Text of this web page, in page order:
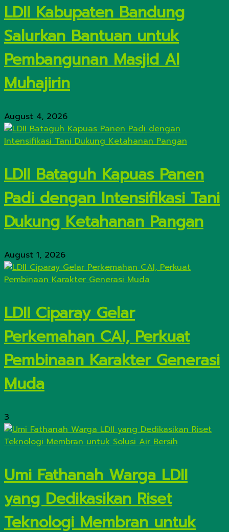
LDII Kabupaten Bandung
Salurkan Bantuan untuk
Pembangunan Masjid Al
Muhajirin
August 4, 2026
LDII Bataguh Kapuas Panen
Padi dengan Intensifikasi Tani
Dukung Ketahanan Pangan
August 1, 2026
LDII Ciparay Gelar
Perkemahan CAI, Perkuat
Pembinaan Karakter Generasi
Muda
3
Umi Fathanah Warga LDII
yang Dedikasikan Riset
Teknologi Membran untuk